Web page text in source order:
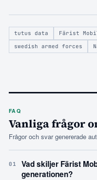
tutus data Färist
swedish armed forces
FAQ
Vanliga frågor
Frågor och svar genererade
01
Vad skiljer Färist
generationen?